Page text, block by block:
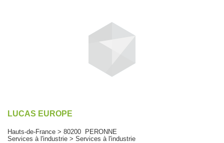
LUCAS EUROPE
Hauts-de-France > 80200 PERONNE
Services à l'industrie > Services à l'industrie